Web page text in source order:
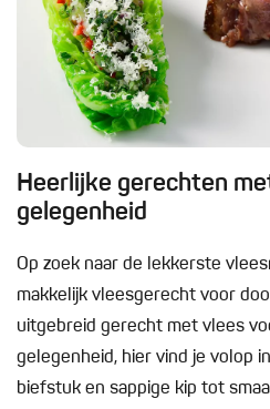
Heerlijke gerechten
gelegenheid
Op zoek naar de lekkerste
makkelijk vleesgerecht voor
uitgebreid gerecht met vlees
gelegenheid, hier vind je volop
biefstuk en sappige kip tot